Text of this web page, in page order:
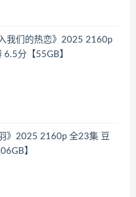
我们的热恋》2025 2160p
分【55GB】
》2025 2160p 全23集 豆
】